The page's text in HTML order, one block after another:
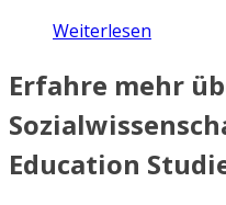
Weiterlesen
Erfahre mehr
Education